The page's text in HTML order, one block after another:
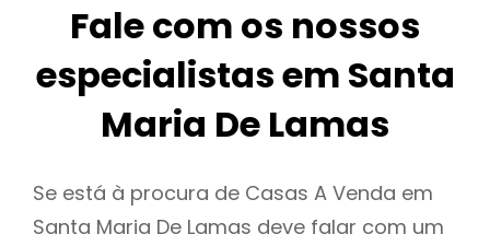
Fale com os nossos
especialistas em Santa
Maria De Lamas
Se está à procura de Casas A Venda em
Santa Maria De Lamas deve falar com um